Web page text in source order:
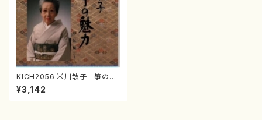
KICH2056 米川敏子 箏の魅
力 中伝編<1>(箏/米川敏子/C
D)
¥3,142